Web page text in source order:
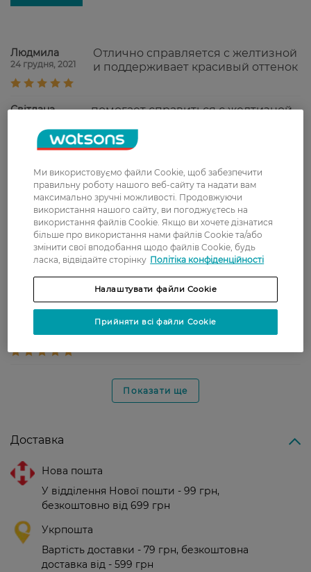
Людмила
24 грудня, 2021
Отлично справляется с желтизной
и поддерживает красивый оттенок
Світлана
помогает справиться с желтизной,
Анжеліка
27 листопада, 2021
Тонуючий шампунь добре
підходить для світлого волосся,
прибирає жовтуваті відтінки.
Хоча відросші корені він, звісно,
не освітлить, проте в цілому
колір освіжає.
Светлана
8 жовтня, 2021
Придает моим волосам хороший
оттенок пепельный,не сушит как
например Эстель этой серии
26 вересня, 2021
Добре тонує волосся,мені
сподобався,не сушить волосся
Показати ще
Доставка
Нова пошта
У відділення Нової пошти - 99 грн,
безкоштовно від 699 грн
Укрпошта
Вартість доставки - 79 грн, безкоштовна
доставка від - 599 грн
Ми використовуємо файли Cookie, щоб забезпечити
правильну роботу нашого веб-сайту та надати вам
максимально зручні можливості. Продовжуючи
використання нашого сайту, ви погоджуєтесь на
використання файлів Cookie. Якщо ви хочете дізнатися
більше про використання нами файлів Cookie та/або
змінити свої вподобання щодо файлів Cookie, будь
ласка, відвідайте сторінку Політіка конфіденційності
Налаштувати файли Cookie
Прийняти всі файли Cookie